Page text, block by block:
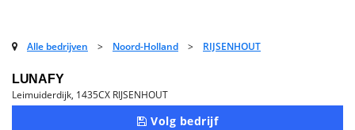
Alle bedrijven > Noord-Holland > RIJSENHOUT
LUNAFY
Leimuiderdijk, 1435CX RIJSENHOUT
Volg bedrijf